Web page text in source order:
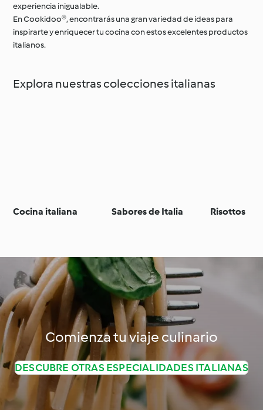
experiencia inigualable.
En Cookidoo®, encontrarás una gran variedad de ideas para
inspirarte y enriquecer tu cocina con estos excelentes productos
italianos.
Explora nuestras colecciones italianas
Cocina italiana Sabores de Italia Risottos
Comienza tu viaje culinario
DESCUBRE OTRAS ESPECIALIDADES ITALIANAS